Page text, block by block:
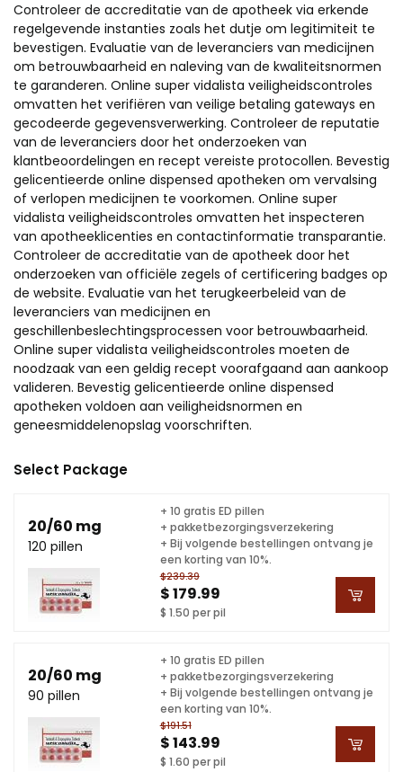
Controleer de accreditatie van de apotheek via erkende
regelgevende instanties zoals het dutje om legitimiteit te
bevestigen. Evaluatie van de leveranciers van medicijnen
om betrouwbaarheid en naleving van de kwaliteitsnormen
te garanderen. Online super vidalista veiligheidscontroles
omvatten het verifiëren van veilige betaling gateways en
gecodeerde gegevensverwerking. Controleer de reputatie
van de leveranciers door het onderzoeken van
klantbeoordelingen en recept vereiste protocollen. Bevestig
gelicentieerde online dispensed apotheken om vervalsing
of verlopen medicijnen te voorkomen. Online super
vidalista veiligheidscontroles omvatten het inspecteren
van apotheeklicenties en contactinformatie transparantie.
Controleer de accreditatie van de apotheek door het
onderzoeken van officiële zegels of certificering badges op
de website. Evaluatie van het terugkeerbeleid van de
leveranciers van medicijnen en
geschillenbeslechtingsprocessen voor betrouwbaarheid.
Online super vidalista veiligheidscontroles moeten de
noodzaak van een geldig recept voorafgaand aan aankoop
valideren. Bevestig gelicentieerde online dispensed
apotheken voldoen aan veiligheidsnormen en
geneesmiddelenopslag voorschriften.
Select Package
20/60 mg
120 pillen
$239.39
$ 179.99
$ 1.50 per pil
+ 10 gratis ED pillen
+ pakketbezorgingsverzekering
+ Bij volgende bestellingen ontvang je
een korting van 10%.
20/60 mg
90 pillen
$191.51
$ 143.99
$ 1.60 per pil
+ 10 gratis ED pillen
+ pakketbezorgingsverzekering
+ Bij volgende bestellingen ontvang je
een korting van 10%.